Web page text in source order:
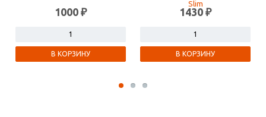
1000 ₽
В КОРЗИНУ
1430 ₽
В КОРЗИНУ